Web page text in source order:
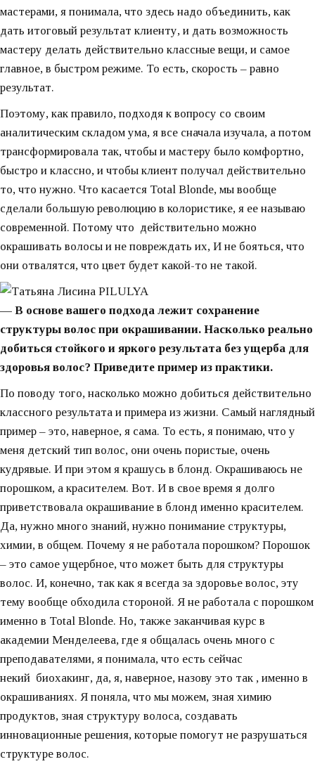
мастерами, я понимала, что здесь надо объединить, как
дать итоговый результат клиенту, и дать возможность
мастеру делать действительно классные вещи, и самое
главное, в быстром режиме. То есть, скорость – равно
результат.
Поэтому, как правило, подходя к вопросу со своим
аналитическим складом ума, я все сначала изучала, а потом
трансформировала так, чтобы и мастеру было комфортно,
быстро и классно, и чтобы клиент получал действительно
то, что нужно. Что касается Total Blonde, мы вообще
сделали большую революцию в колористике, я ее называю
современной. Потому что действительно можно
окрашивать волосы и не повреждать их, И не бояться, что
они отвалятся, что цвет будет какой-то не такой.
— В основе вашего подхода лежит сохранение
структуры волос при окрашивании. Насколько реально
добиться стойкого и яркого результата без ущерба для
здоровья волос? Приведите пример из практики.
По поводу того, насколько можно добиться действительно
классного результата и примера из жизни. Самый наглядный
пример – это, наверное, я сама. То есть, я понимаю, что у
меня детский тип волос, они очень пористые, очень
кудрявые. И при этом я крашусь в блонд. Окрашиваюсь не
порошком, а красителем. Вот. И в свое время я долго
приветствовала окрашивание в блонд именно красителем.
Да, нужно много знаний, нужно понимание структуры,
химии, в общем. Почему я не работала порошком? Порошок
– это самое ущербное, что может быть для структуры
волос. И, конечно, так как я всегда за здоровье волос, эту
тему вообще обходила стороной. Я не работала с порошком
именно в Total Blonde. Но, также заканчивая курс в
академии Менделеева, где я общалась очень много с
преподавателями, я понимала, что есть сейчас
некий биохакинг, да, я, наверное, назову это так , именно в
окрашиваниях. Я поняла, что мы можем, зная химию
продуктов, зная структуру волоса, создавать
инновационные решения, которые помогут не разрушаться
структуре волос.